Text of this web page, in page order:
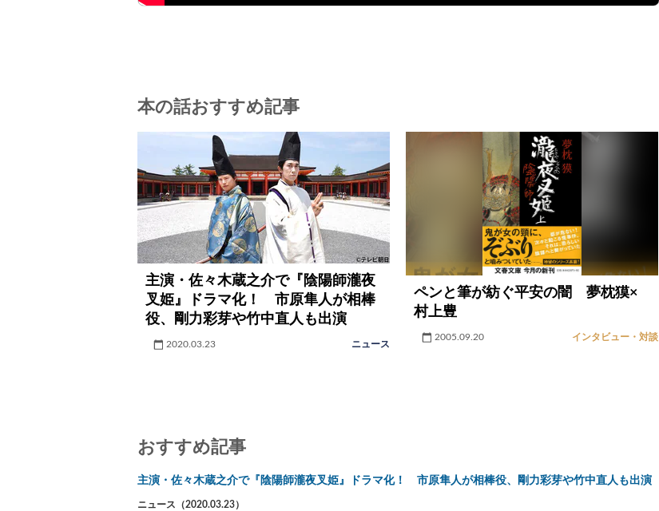
本の話おすすめ記事
主演・佐々木蔵之介で『陰陽師瀧夜
叉姫』ドラマ化！ 市原隼人が相棒
役、剛力彩芽や竹中直人も出演
2020.03.23 ニュース
ペンと筆が紡ぐ平安の闇 夢枕獏×
村上豊
2005.09.20 インタビュー・対談
おすすめ記事
主演・佐々木蔵之介で『陰陽師瀧夜叉姫』ドラマ化！ 市原隼人が相棒役、剛力彩芽や竹中直人も出演
ニュース（2020.03.23）